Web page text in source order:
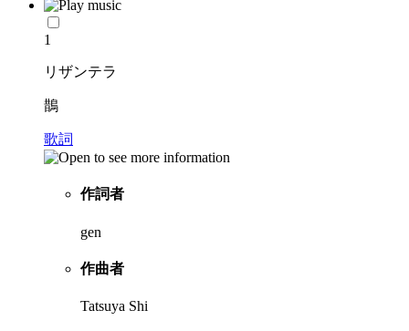
1
リザンテラ
鵲
歌詞
作詞者
gen
作曲者
Tatsuya Shi